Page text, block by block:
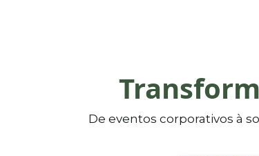
De eventos corporativos à